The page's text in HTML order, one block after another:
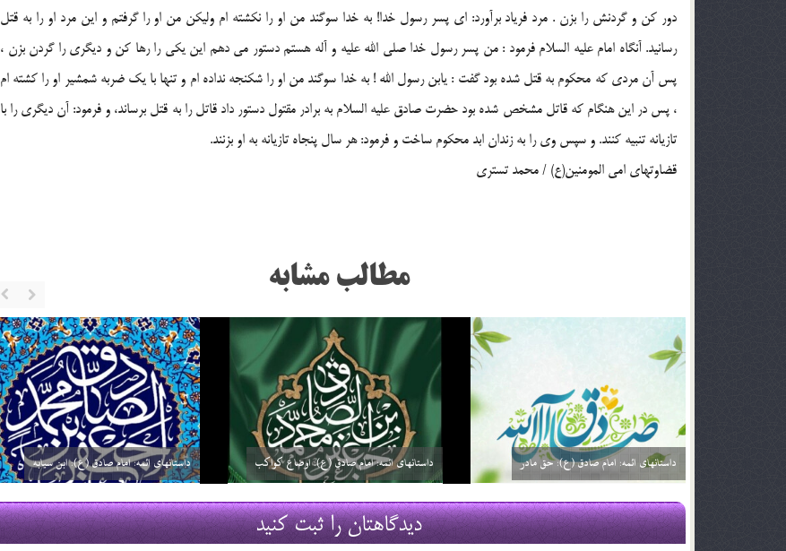
دور كن و گردنش را بزن . مرد فرياد برآورد: اي پسر رسول خدا! به خدا سوگند من او را نكشته ام وليكن من او را گرفتم و اين مرد او را به قتل
رسانيد. آنگاه امام عليه السلام فرمود : من پسر رسول خدا صلي الله عليه و آله هستم دستور مي دهم اين يكي را رها كن و ديگري را گردن بزن ،
پس آن مردي كه محكوم به قتل شده بود گفت : يابن رسول الله ! به خدا سوگند من او را شكنجه نداده ام و تنها با يك ضربه شمشير او را كشته ام
، پس در اين هنگام كه قاتل مشخص شده بود حضرت صادق عليه السلام به برادر مقتول دستور داد قاتل را به قتل برساند، و فرمود: آن ديگري را با
تازيانه تنبيه كنند. و سپس وي را به زندان ابد محكوم ساخت و فرمود: هر سال پنجاه تازيانه به او بزنند.
قضاوتهاي امي المومنين(ع) / محمد تستري
مطالب مشابه
داستانهای ائمه: امام صادق (ع): خیارفروش
29 اسفند 03
داستان های ائمه: امام صادق (ع): گره گشائی
29 اسفند 03
چرا امام علی (ع) نسبت به همه انبیاء غیر از خاتم
انبیاء (ص) برتری دارد؟
29 اسفند 03
دیدگاهتان را ثبت کنید